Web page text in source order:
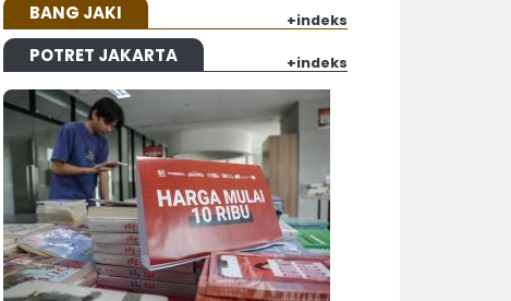
BANG JAKI +indeks
POTRET JAKARTA +indeks